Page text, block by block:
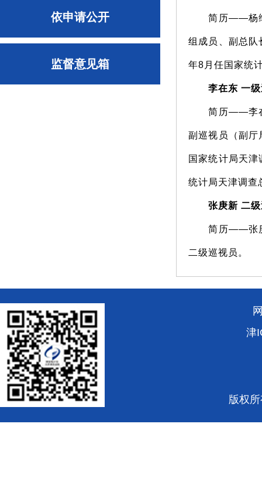
依申请公开
监督意见箱
简历——杨维，
组成员、副总
年8月任国家统
李在东 一级
简历——李在东
副巡视员（副
国家统计局天
统计局天津调查
张庚新 二级
简历——张庚新
二级巡视员。
津
版权